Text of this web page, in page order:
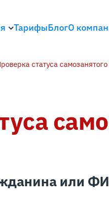
ТарифыБлогО
статуса
или